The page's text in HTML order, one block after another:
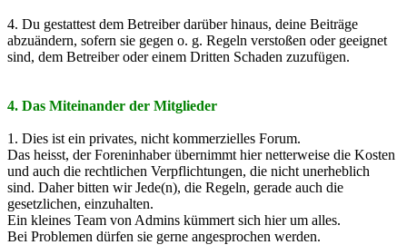
4. Du gestattest dem Betreiber darüber hinaus, deine Beiträge
abzuändern, sofern sie gegen o. g. Regeln verstoßen oder geeignet
sind, dem Betreiber oder einem Dritten Schaden zuzufügen.
4. Das Miteinander der Mitglieder
1. Dies ist ein privates, nicht kommerzielles Forum.
Das heisst, der Foreninhaber übernimmt hier netterweise die Kosten
und auch die rechtlichen Verpflichtungen, die nicht unerheblich
sind. Daher bitten wir Jede(n), die Regeln, gerade auch die
gesetzlichen, einzuhalten.
Ein kleines Team von Admins kümmert sich hier um alles.
Bei Problemen dürfen sie gerne angesprochen werden.